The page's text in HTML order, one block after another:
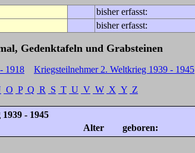
bisher erfasst:
bisher erfasst:
Gedenktafeln und Grabsteinen
1918
Kriegsteilnehmer 2. Weltkrieg 1939 - 1945
O P Q R S T U V W X Y Z
- 1945
Alter geboren: